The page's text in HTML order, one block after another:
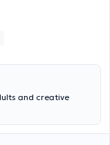
and creative